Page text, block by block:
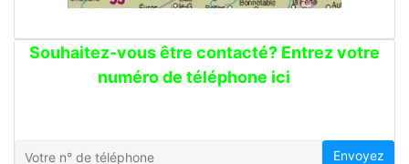
Souhaitez-vous être contacté? Entrez votre
numéro de téléphone ici
Envoyez